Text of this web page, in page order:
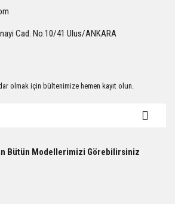
Cad. No:10/41 Ulus/ANKARA
olmak için bültenimize hemen kayıt olun.
Bütün Modellerimizi Görebilirsiniz